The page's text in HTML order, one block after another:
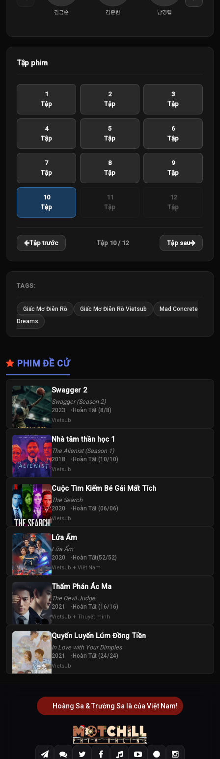
김금순 김준한 남명렬
Tập phim
1
Tập
2
Tập
3
Tập
4
Tập
5
Tập
6
Tập
7
Tập
8
Tập
9
Tập
10
Tập
11
Tập
12
Tập
Tập trước Tập 10 / 12 Tập sau
TAGS:
Giấc Mơ Điên Rồ Giấc Mơ Điên Rồ Vietsub
Mad Concrete
Dreams
PHIM ĐỀ CỬ
Swagger 2
Swagger (Season 2)
2023 Hoàn Tất (8/8)
Vietsub
Nhà tâm thần học 1
The Alienist (Season 1)
2018 Hoàn Tất (10/10)
Vietsub
Cuộc Tìm Kiếm Bé Gái Mất Tích
The Search
2020 Hoàn Tất (06/06)
Vietsub
Lửa Ấm
Lửa Ấm
2020 Hoàn Tất(52/52)
Vietsub + Việt Nam
Thẩm Phán Ác Ma
The Devil Judge
2021 Hoàn Tất (16/16)
Vietsub + Thuyết minh
Quyến Luyến Lúm Đồng Tiền
In Love with Your Dimples
2021 Hoàn Tất (24/24)
Vietsub
Hoàng Sa & Trường Sa là của Việt Nam!